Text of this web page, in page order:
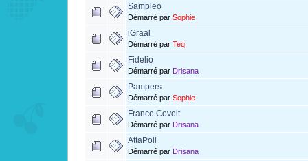
Sampleo
Démarré par Sophie
iGraal
Démarré par Teq
Fidelio
Démarré par Drisana
Pampers
Démarré par Sophie
France Covoit
Démarré par Drisana
AttaPoll
Démarré par Drisana